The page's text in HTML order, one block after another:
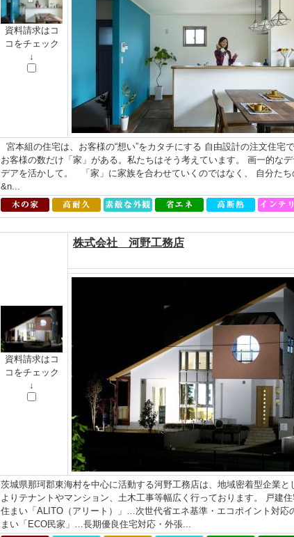
資料請求はコ
コをチェック
↓
宮本組の住宅は、お客様の“想い”をカタチにする 自由設計の注文住
お客様の数だけ「家」がある。私たちはそう考えています。 画一的な
デアを活かして。 「家」に家族を合わせていくのではなく、 自分たち
&n...
資料請求はコ
コをチェック
↓
株式会社 河野工務店
茨城県那珂郡東海村を中心に活動する河野工務店は、地域密着型企業と
よりテナントやマンション、土木工事等幅広く行っております。 戸建
住まい「ALITO（アリート）」…次世代省エネ基準・エコポイント対
まい「ECO民家」…長期優良住宅対応・外張...